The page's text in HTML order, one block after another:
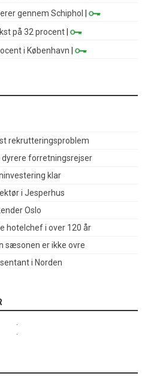
gennem Schiphol
|
på 32 procent |
i København |
rekrutteringsproblem
forretningsrejser
klar
i Jesperhus
Oslo
hotelchef i over 120 år
sæsonen er ikke ovre
i Norden